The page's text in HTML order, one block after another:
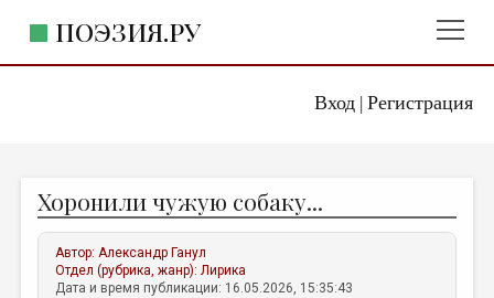
Вход| Регистрация
ПОЭЗИЯ.РУ
ЖАНРЫ
АВТОРЫ
КОММЕНТАРИИ
Хоронили чужую собаку...
Автор:Александр Ганул
Отдел (рубрика, жанр):Лирика
Дата и время публикации: 16.05.2026, 15:35:43